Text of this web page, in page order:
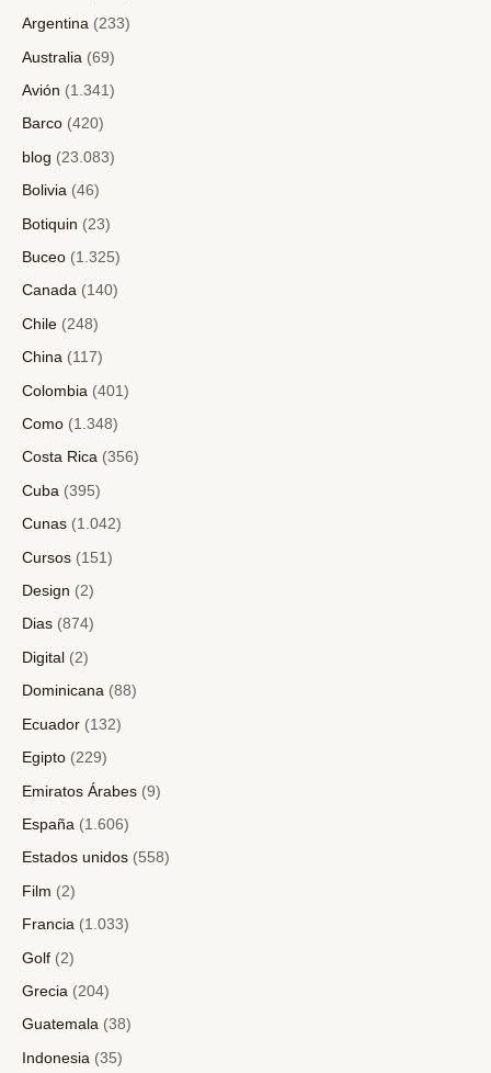
Argentina (233)
Australia (69)
Avión (1.341)
Barco (420)
blog (23.083)
Bolivia (46)
Botiquin (23)
Buceo (1.325)
Canada (140)
Chile (248)
China (117)
Colombia (401)
Como (1.348)
Costa Rica (356)
Cuba (395)
Cunas (1.042)
Cursos (151)
Design (2)
Dias (874)
Digital (2)
Dominicana (88)
Ecuador (132)
Egipto (229)
Emiratos Árabes (9)
España (1.606)
Estados unidos (558)
Film (2)
Francia (1.033)
Golf (2)
Grecia (204)
Guatemala (38)
Indonesia (35)